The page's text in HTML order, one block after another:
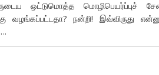
ஒட்டுமொத்த மொழிபெயர்ப்புச்
வழங்கப்பட்டதா? நன்றி! இவ்விருது